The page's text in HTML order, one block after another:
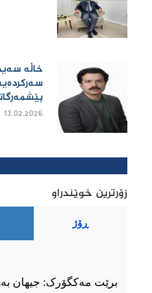
خاڵە
13.02.2026
زۆرترین خوێندراو
ڕۆژ
برێت مەکگۆرک: جیهان